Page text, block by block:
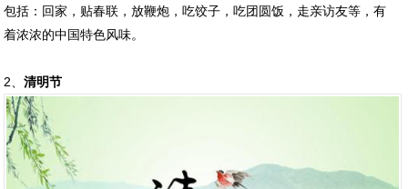
包括：回家，贴春联，放鞭炮，吃饺子，吃团圆饭，走亲访友等，有
着浓浓的中国特色风味。
2、清明节